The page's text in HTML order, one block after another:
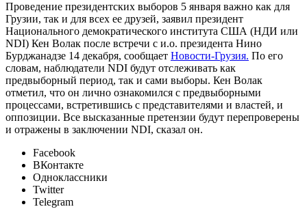
Проведение президентских выборов 5 января важно как для
Грузии, так и для всех ее друзей, заявил президент
Национального демократического института США (НДИ или
NDI) Кен Волак после встречи с и.о. президента Нино
Бурджанадзе 14 декабря, сообщает Новости-Грузия. По его
словам, наблюдатели NDI будут отслеживать как
предвыборный период, так и сами выборы. Кен Волак
отметил, что он лично ознакомился с предвыборными
процессами, встретившись с представителями и властей, и
оппозиции. Все высказанные претензии будут перепроверены
и отражены в заключении NDI, сказал он.
Facebook
ВКонтакте
Одноклассники
Twitter
Telegram